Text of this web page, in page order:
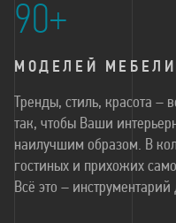
90+
МОДЕЛЕЙ МЕБЕЛИ
Тренды, стиль, красота –
так, чтобы Ваши
наилучшим образом. В
гостиных и прихожих
Всё это –